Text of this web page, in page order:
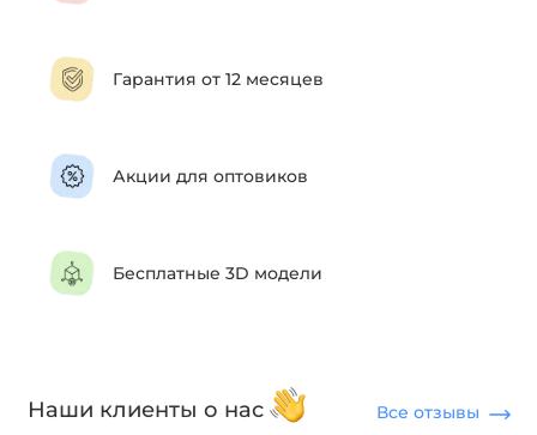
Гарантия от 12 месяцев
Акции для оптовиков
Бесплатные 3D модели
Наши клиенты о нас Все отзывы